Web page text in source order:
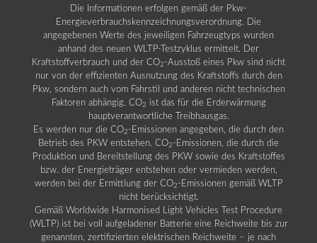
Die Informationen erfolgen gemäß der Pkw-
Energieverbrauchskennzeichnungsverordnung. Die
angegebenen Werte des jeweiligen Fahrzeugtyps wurden
anhand des neuen WLTP-Testzyklus ermittelt. Der
Kraftstoffverbrauch und der CO2 -Ausstoß eines Pkw sind nicht
nur von der effizienten Ausnutzung des Kraftstoffs durch den
Pkw, sondern auch vom Fahrstil und anderen nicht technischen
Faktoren abhängig. CO2 ist das für die Erderwärmung
hauptverantwortliche Treibhausgas.
Es werden nur die CO2 -Emissionen angegeben, die durch den
Betrieb des PKW entstehen. CO2 -Emissionen, die durch die
Produktion und Bereitstellung des PKW sowie des Kraftstoffes
bzw. der Energieträger entstehen oder vermieden werden,
werden bei der Ermittlung der CO2 -Emissionen gemäß WLTP
nicht berücksichtigt.
Gemäß Worldwide Harmonised Light Vehicles Test Procedure
(WLTP) ist bei voll aufgeladener Batterie eine Reichweite bis zur
genannten, zertifizierten elektrischen Reichweite – je nach